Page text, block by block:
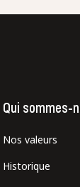
Qui sommes-
Nos valeurs
Historique